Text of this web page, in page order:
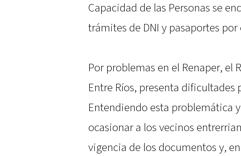
Capacidad de las Personas se
trámites de DNI y pasaportes
Por problemas en el Renaper, el
Entre Ríos, presenta dificultades
Entendiendo esta problemática
ocasionar a los vecinos
vigencia de los documentos y,